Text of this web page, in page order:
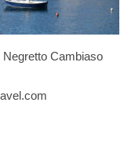
Negretto Cambiaso